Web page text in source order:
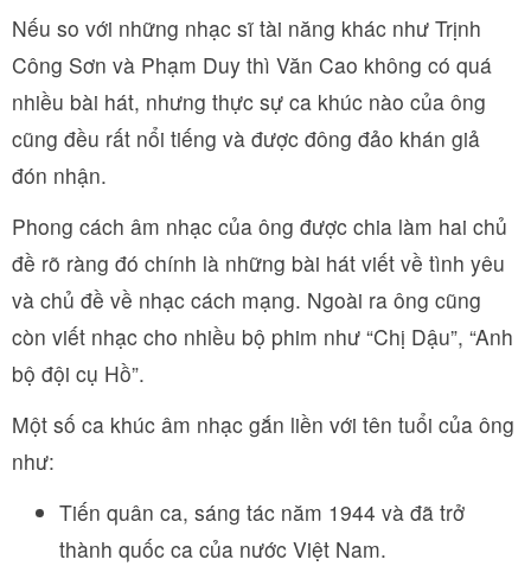
Nếu so với những nhạc sĩ tài năng khác như Trịnh
Công Sơn và Phạm Duy thì Văn Cao không có quá
nhiều bài hát, nhưng thực sự ca khúc nào của ông
cũng đều rất nổi tiếng và được đông đảo khán giả
đón nhận.
Phong cách âm nhạc của ông được chia làm hai chủ
đề rõ ràng đó chính là những bài hát viết về tình yêu
và chủ đề về nhạc cách mạng. Ngoài ra ông cũng
còn viết nhạc cho nhiều bộ phim như “Chị Dậu”, “Anh
bộ đội cụ Hồ”.
Một số ca khúc âm nhạc gắn liền với tên tuổi của ông
như:
Tiến quân ca, sáng tác năm 1944 và đã trở
thành quốc ca của nước Việt Nam.